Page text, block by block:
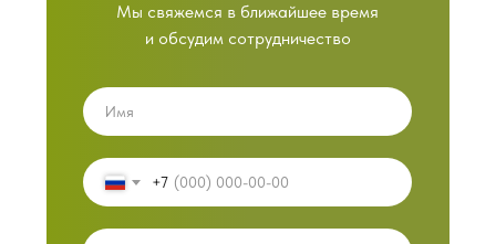
Мы свяжемся в ближайшее время
и обсудим сотрудничество
+7